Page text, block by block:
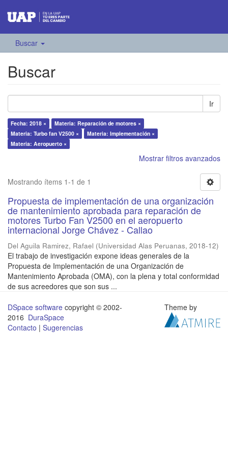
Buscar
Buscar
Ir
Fecha: 2018 ×
Materia: Reparación de motores ×
Materia: Turbo fan V2500 ×
Materia: Implementación ×
Materia: Aeropuerto ×
Mostrar filtros avanzados
Mostrando ítems 1-1 de 1
Propuesta de implementación de una organización
de mantenimiento aprobada para reparación de
motores Turbo Fan V2500 en el aeropuerto
internacional Jorge Chávez - Callao
Del Aguila Ramirez, Rafael (Universidad Alas Peruanas, 2018-12)
El trabajo de investigación expone ideas generales de la
Propuesta de Implementación de una Organización de
Mantenimiento Aprobada (OMA), con la plena y total conformidad
de sus acreedores que son sus ...
DSpace software copyright © 2002-
2016 DuraSpace
Contacto | Sugerencias
Theme by